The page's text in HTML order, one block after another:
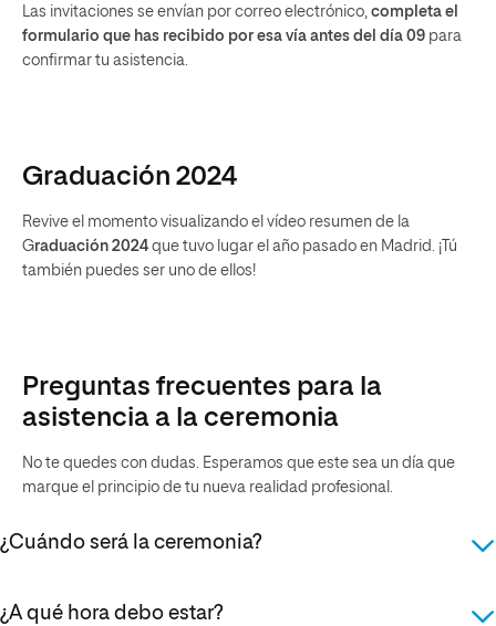
Las invitaciones se envían por correo electrónico, completa el
formulario que has recibido por esa vía antes del día 09 para
confirmar tu asistencia.
Graduación 2024
Revive el momento visualizando el vídeo resumen de la
Graduación 2024 que tuvo lugar el año pasado en Madrid. ¡Tú
también puedes ser uno de ellos!
Preguntas frecuentes para la
asistencia a la ceremonia
No te quedes con dudas. Esperamos que este sea un día que
marque el principio de tu nueva realidad profesional.
¿Cuándo será la ceremonia?
Viernes 27 de junio a las 18:00 horas, en el Salón de Actos de
¿A qué hora debo estar?